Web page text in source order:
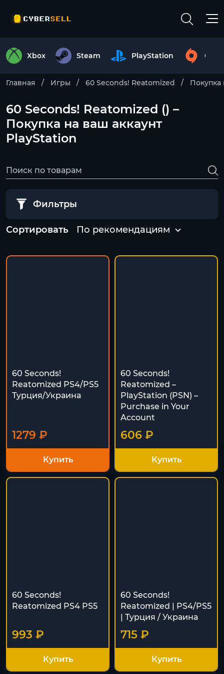
Xbox Steam PlayStation
Главная Игры 60 Seconds! Reatomized Покупка
60 Seconds! Reatomized () –
Покупка на ваш аккаунт
PlayStation
Фильтры
Сортировать По рекомендациям
60 Seconds!
Reatomized PS4/PS5
Турция/Украина
1279 ₽
Купить
60 Seconds!
Reatomized –
PlayStation (PSN) –
Purchase in Your
Account
606 ₽
Купить
60 Seconds!
Reatomized PS4 PS5
993 ₽
Купить
60 Seconds!
Reatomized | PS4/PS5
| Турция / Украина
715 ₽
Купить